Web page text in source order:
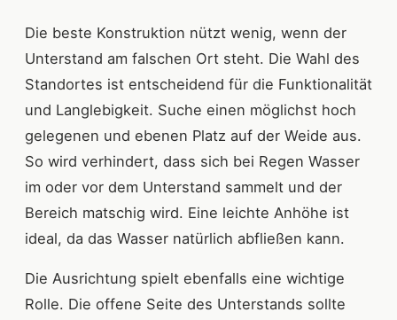
Die beste Konstruktion nützt wenig, wenn der
Unterstand am falschen Ort steht. Die Wahl des
Standortes ist entscheidend für die Funktionalität
und Langlebigkeit. Suche einen möglichst hoch
gelegenen und ebenen Platz auf der Weide aus.
So wird verhindert, dass sich bei Regen Wasser
im oder vor dem Unterstand sammelt und der
Bereich matschig wird. Eine leichte Anhöhe ist
ideal, da das Wasser natürlich abfließen kann.
Die Ausrichtung spielt ebenfalls eine wichtige
Rolle. Die offene Seite des Unterstands sollte